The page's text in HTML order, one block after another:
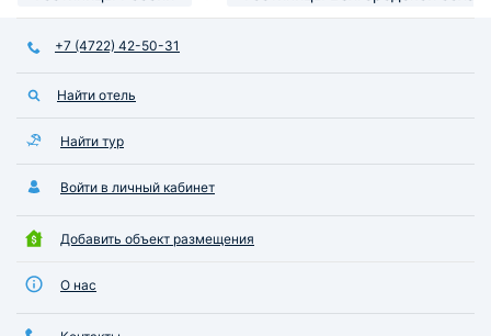
попробуем все
+7 (4722) 42-50-31
Найти отель
Найти тур
Войти в личный кабинет
Добавить объект размещения
О нас